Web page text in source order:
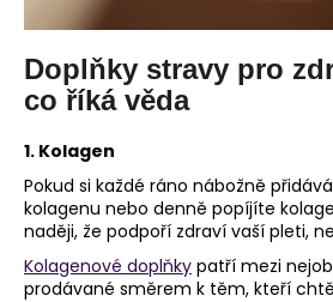
Doplňky stravy pro
co říká věda
1. Kolagen
Pokud si každé ráno nábožně
kolagenu nebo denně popíjíte
naději, že podpoří zdraví vaší pleti,
Kolagenové doplňky patří mezi
prodávané směrem k těm, kteří
u
j
e
m